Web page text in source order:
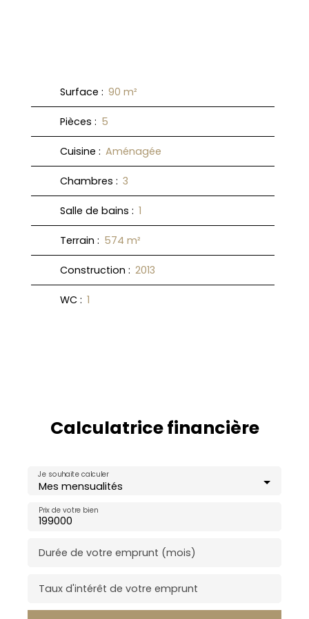
Surface : 90 m²
Pièces : 5
Cuisine : Aménagée
Chambres : 3
Salle de bains : 1
Terrain : 574 m²
Construction : 2013
WC : 1
Calculatrice financière
Mes mensualités
Je souhaite calculer
Prix de votre bien
Durée de votre emprunt (mois)
Taux d'intérêt de votre emprunt